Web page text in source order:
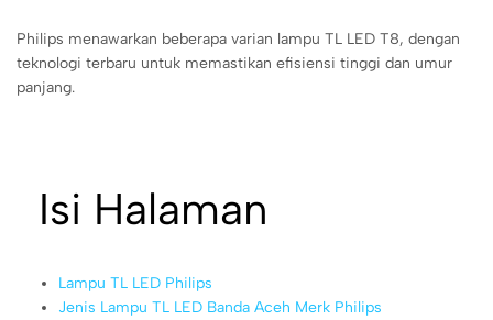
Philips menawarkan beberapa varian lampu TL LED T8, dengan
teknologi terbaru untuk memastikan efisiensi tinggi dan umur
panjang.
Isi Halaman
Lampu TL LED Philips
Jenis Lampu TL LED Banda Aceh Merk Philips